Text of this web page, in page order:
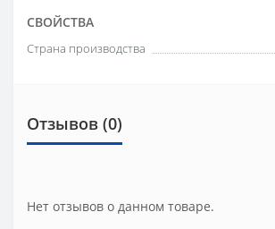
СВОЙСТВА
Страна производства
Отзывов (0)
Нет отзывов о данном товаре.